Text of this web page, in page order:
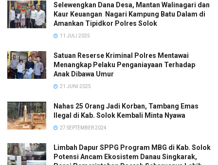
Selewengkan Dana Desa, Mantan Walinagari dan
Kaur Keuangan Nagari Kampung Batu Dalam di
Amankan Tipidkor Polres Solok
11 JULI 2025
Satuan Reserse Kriminal Polres Mentawai
Menangkap Pelaku Penganiayaan Terhadap
Anak Dibawa Umur
21 JUNI 2025
Nahas 25 Orang Jadi Korban, Tambang Emas
Ilegal di Kab. Solok Kembali Minta Nyawa
27 SEPTEMBER 2024
Limbah Dapur SPPG Program MBG di Kab. Solok
Potensi Ancam Ekosistem Danau Singkarak,